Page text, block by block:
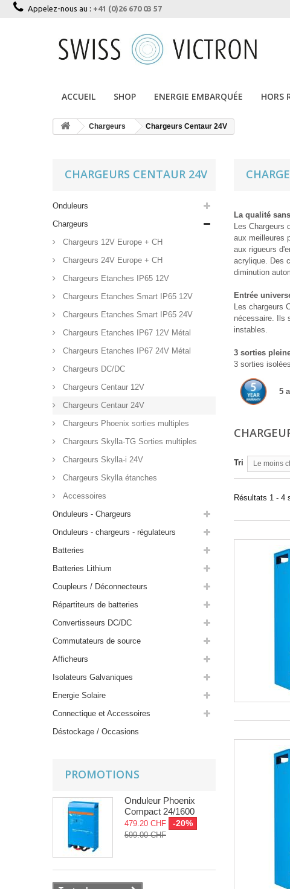
Appelez-nous au : +41 (0)26 670 03 57
ACCUEIL SHOP ENERGIE EMBARQUÉE HORS
Chargeurs Chargeurs Centaur 24V
CHARGEURS CENTAUR 24V
Onduleurs
Chargeurs
Chargeurs 12V Europe + CH
Chargeurs 24V Europe + CH
Chargeurs Etanches IP65 12V
Chargeurs Etanches Smart IP65 12V
Chargeurs Etanches Smart IP65 24V
Chargeurs Etanches IP67 12V Métal
Chargeurs Etanches IP67 24V Métal
Chargeurs DC/DC
Chargeurs Centaur 12V
Chargeurs Centaur 24V
Chargeurs Phoenix sorties multiples
Chargeurs Skylla-TG Sorties multiples
Chargeurs Skylla-i 24V
Chargeurs Skylla étanches
Accessoires
Onduleurs - Chargeurs
Onduleurs - chargeurs - régulateurs
Batteries
Batteries Lithium
Coupleurs / Déconnecteurs
Répartiteurs de batteries
Convertisseurs DC/DC
Commutateurs de source
Afficheurs
Isolateurs Galvaniques
Energie Solaire
Connectique et Accessoires
Déstockage / Occasions
PROMOTIONS
Onduleur Phoenix
Compact 24/1600
479.20 CHF -20%
599.00 CHF
La qualité
Les Chargeurs
aux meilleures
aux rigueurs
acrylique. Des
diminution
Entrée
Les chargeurs
nécessaire. Ils
instables.
3 sorties
3 sorties
5
Tri Le moins
Résultats 1 - 4